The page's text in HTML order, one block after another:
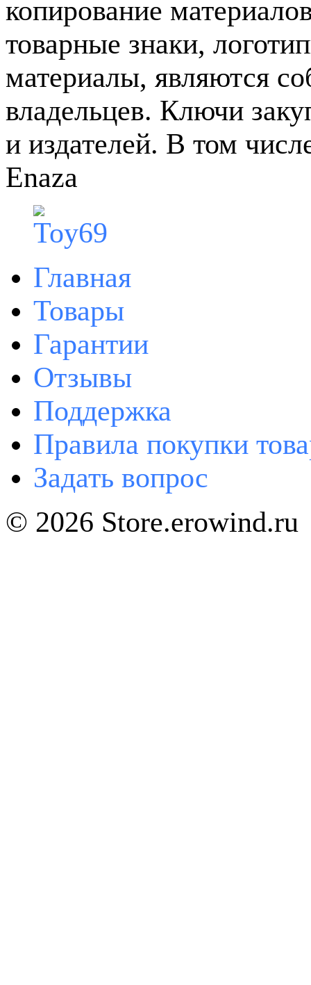
копирование
товарные знаки,
материалы, являются
владельцев. Ключи
и издателей. В том
Enaza
Главная
Товары
Гарантии
Отзывы
Поддержка
Правила покупки
Задать вопрос
© 2026 Store.erowind.ru